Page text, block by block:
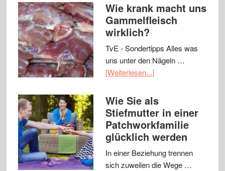
Wie krank macht uns
Gammelfleisch
wirklich?
TvE - Sondertipps Alles was
uns unter den Nägeln …
[Weiterlesen...]
Wie Sie als
Stiefmutter in einer
Patchworkfamilie
glücklich werden
In einer Beziehung trennen
sich zuweilen die Wege …